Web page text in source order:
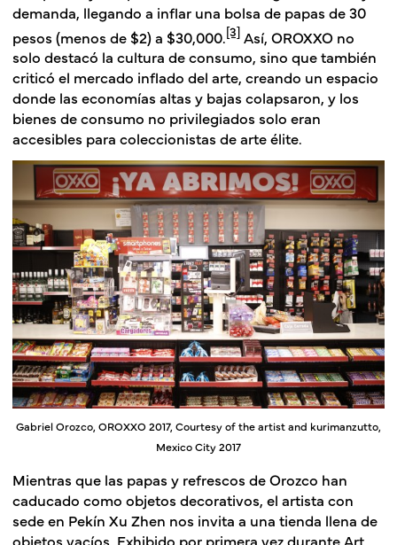
demanda, llegando a inflar una bolsa de papas de 30
pesos (menos de $2) a $30,000. [3] Así, OROXXO no
solo destacó la cultura de consumo, sino que también
criticó el mercado inflado del arte, creando un espacio
donde las economías altas y bajas colapsaron, y los
bienes de consumo no privilegiados solo eran
accesibles para coleccionistas de arte élite.
Gabriel Orozco, OROXXO 2017, Courtesy of the artist and kurimanzutto,
Mexico City 2017
Mientras que las papas y refrescos de Orozco han
caducado como objetos decorativos, el artista con
sede en Pekín Xu Zhen nos invita a una tienda llena de
objetos vacíos. Exhibido por primera vez durante Art